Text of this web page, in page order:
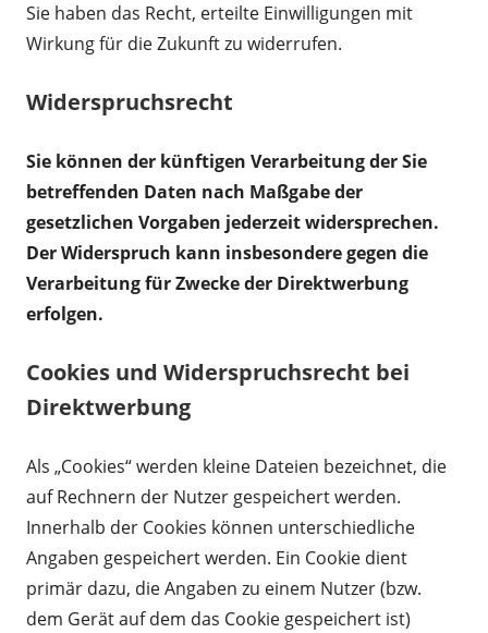
Sie haben das Recht, erteilte Einwilligungen mit
Wirkung für die Zukunft zu widerrufen.
Widerspruchsrecht
Sie können der künftigen Verarbeitung der Sie
betreffenden Daten nach Maßgabe der
gesetzlichen Vorgaben jederzeit widersprechen.
Der Widerspruch kann insbesondere gegen die
Verarbeitung für Zwecke der Direktwerbung
erfolgen.
Cookies und Widerspruchsrecht bei
Direktwerbung
Als „Cookies“ werden kleine Dateien bezeichnet, die
auf Rechnern der Nutzer gespeichert werden.
Innerhalb der Cookies können unterschiedliche
Angaben gespeichert werden. Ein Cookie dient
primär dazu, die Angaben zu einem Nutzer (bzw.
dem Gerät auf dem das Cookie gespeichert ist)